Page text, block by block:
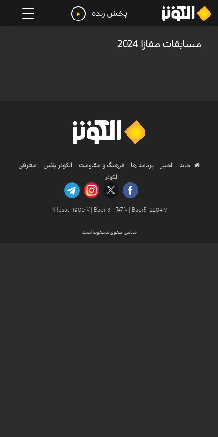
پخش زنده
مسابقات مفازا 2024
خانه اخبار برنامه ها فرهنگ و مقاومت الکوثر پلاس
معرفی
الکوثر
Nilesat 11900 V | Badr 8 11747 V | Badr5 12284 V
تمامی حقوق محفوظ است